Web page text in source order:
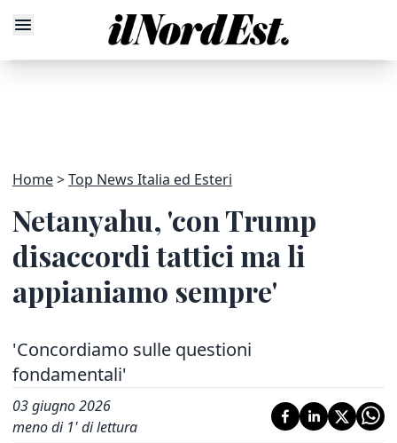
Home Top News Italia ed Esteri
Netanyahu, 'con Trump
disaccordi tattici ma li
appianiamo sempre'
'Concordiamo sulle questioni
fondamentali'
03 giugno 2026
meno di 1' di lettura